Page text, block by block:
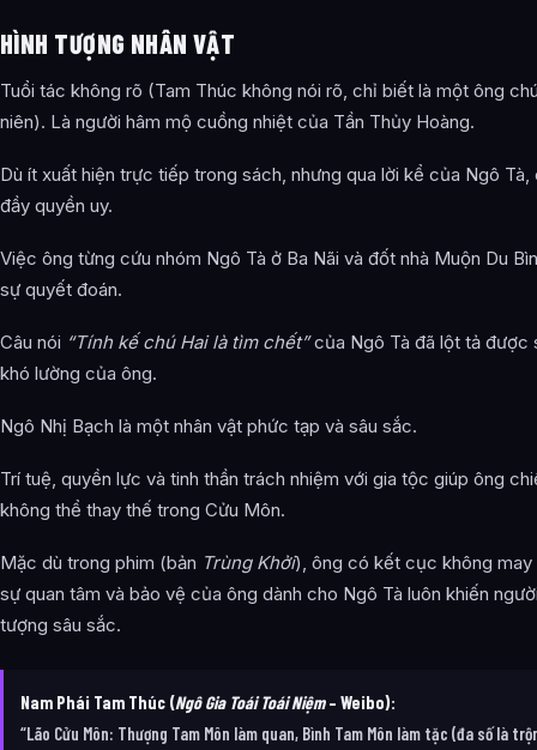
HÌNH TƯỢNG NHÂN VẬT
Tuổi tác không rõ (Tam Thúc không nói rõ, chỉ biết là một ông
niên). Là người hâm mộ cuồng nhiệt của Tần Thủy Hoàng.
Dù ít xuất hiện trực tiếp trong sách, nhưng qua lời kể của Ngô Tà,
đầy quyền uy.
Việc ông từng cứu nhóm Ngô Tà ở Ba Nãi và đốt nhà Muộn Du
sự quyết đoán.
Câu nói “Tính kế chú Hai là tìm chết”của Ngô Tà đã lột tả được
khó lường của ông.
Ngô Nhị Bạch là một nhân vật phức tạp và sâu sắc.
Trí tuệ, quyền lực và tinh thần trách nhiệm với gia tộc giúp ông
không thể thay thế trong Cửu Môn.
Mặc dù trong phim (bản Trùng Khởi), ông có kết cục không may
sự quan tâm và bảo vệ của ông dành cho Ngô Tà luôn khiến
tượng sâu sắc.
Nam Phái Tam Thúc (Ngô Gia Toái Toái Niệm– Weibo):
“Lão Cửu Môn: Thượng Tam Môn làm quan, Bình Tam Môn làm tặc (đa số là